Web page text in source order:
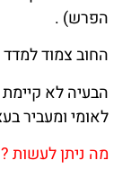
הפרש) .
החוב צמוד למדד עם 4%
הבעיה לא
לאומי ומעביר
מה ניתן לעשות ?